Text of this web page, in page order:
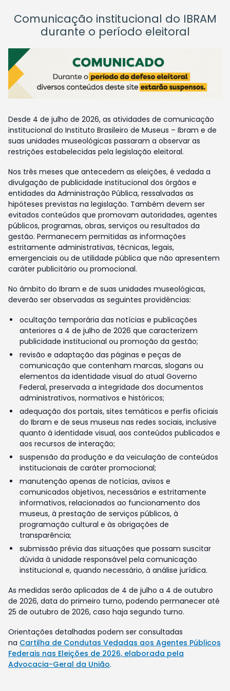
Comunicação institucional do IBRAM
durante o período eleitoral
Desde 4 de julho de 2026, as atividades de comunicação
institucional do Instituto Brasileiro de Museus – Ibram e de
suas unidades museológicas passaram a observar as
restrições estabelecidas pela legislação eleitoral.
Nos três meses que antecedem as eleições, é vedada a
divulgação de publicidade institucional dos órgãos e
entidades da Administração Pública, ressalvadas as
hipóteses previstas na legislação. Também devem ser
evitados conteúdos que promovam autoridades, agentes
públicos, programas, obras, serviços ou resultados da
gestão. Permanecem permitidas as informações
estritamente administrativas, técnicas, legais,
emergenciais ou de utilidade pública que não apresentem
caráter publicitário ou promocional.
No âmbito do Ibram e de suas unidades museológicas,
deverão ser observadas as seguintes providências:
ocultação temporária das notícias e publicações
anteriores a 4 de julho de 2026 que caracterizem
publicidade institucional ou promoção da gestão;
revisão e adaptação das páginas e peças de
comunicação que contenham marcas, slogans ou
elementos da identidade visual do atual Governo
Federal, preservada a integridade dos documentos
administrativos, normativos e históricos;
adequação dos portais, sites temáticos e perfis oficiais
do Ibram e de seus museus nas redes sociais, inclusive
quanto à identidade visual, aos conteúdos publicados e
aos recursos de interação;
suspensão da produção e da veiculação de conteúdos
institucionais de caráter promocional;
manutenção apenas de notícias, avisos e
comunicados objetivos, necessários e estritamente
informativos, relacionados ao funcionamento dos
museus, à prestação de serviços públicos, à
programação cultural e às obrigações de
transparência;
submissão prévia das situações que possam suscitar
dúvida à unidade responsável pela comunicação
institucional e, quando necessário, à análise jurídica.
As medidas serão aplicadas de 4 de julho a 4 de outubro
de 2026, data do primeiro turno, podendo permanecer até
25 de outubro de 2026, caso haja segundo turno.
Orientações detalhadas podem ser consultadas
na Cartilha de Condutas Vedadas aos Agentes Públicos
Federais nas Eleições de 2026, elaborada pela
Advocacia-Geral da União.